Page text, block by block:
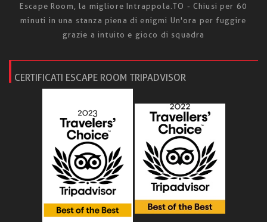
Escape Room, la migliore Intrappola.TO - Chiusi per 60
minuti in una stanza piena di enigmi Un'ora per fuggire
grazie a intuito e gioco di squadra
CERTIFICATI ESCAPE ROOM TRIPADVISOR